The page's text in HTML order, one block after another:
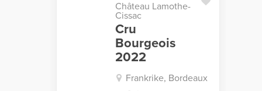
Château Lamothe-
Cissac
Cru
Bourgeois
2022
Frankrike, Bordeaux